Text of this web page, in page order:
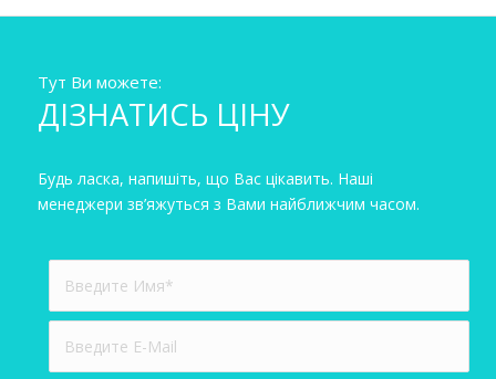
Тут Ви можете:
ДІЗНАТИСЬ ЦІНУ
Будь ласка, напишіть, що Вас цікавить. Наші
менеджери зв’яжуться з Вами найближчим часом.